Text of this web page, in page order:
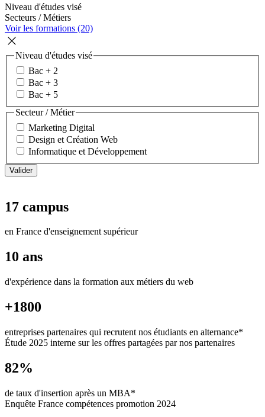
Niveau d'études visé
Secteurs / Métiers
Voir les formations (20)
Niveau d'études visé
Bac + 2
Bac + 3
Bac + 5
Secteur / Métier
Marketing Digital
Design et Création Web
Informatique et Développement
17 campus
en France d'enseignement supérieur
10 ans
d'expérience dans la formation aux métiers du web
+1800
entreprises partenaires qui recrutent nos étudiants en alternance*
Étude 2025 interne sur les offres partagées par nos partenaires
82%
de taux d'insertion après un MBA*
Enquête France compétences promotion 2024